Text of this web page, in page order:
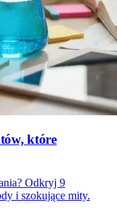
które
Odkryj 9
i szokujące mity.